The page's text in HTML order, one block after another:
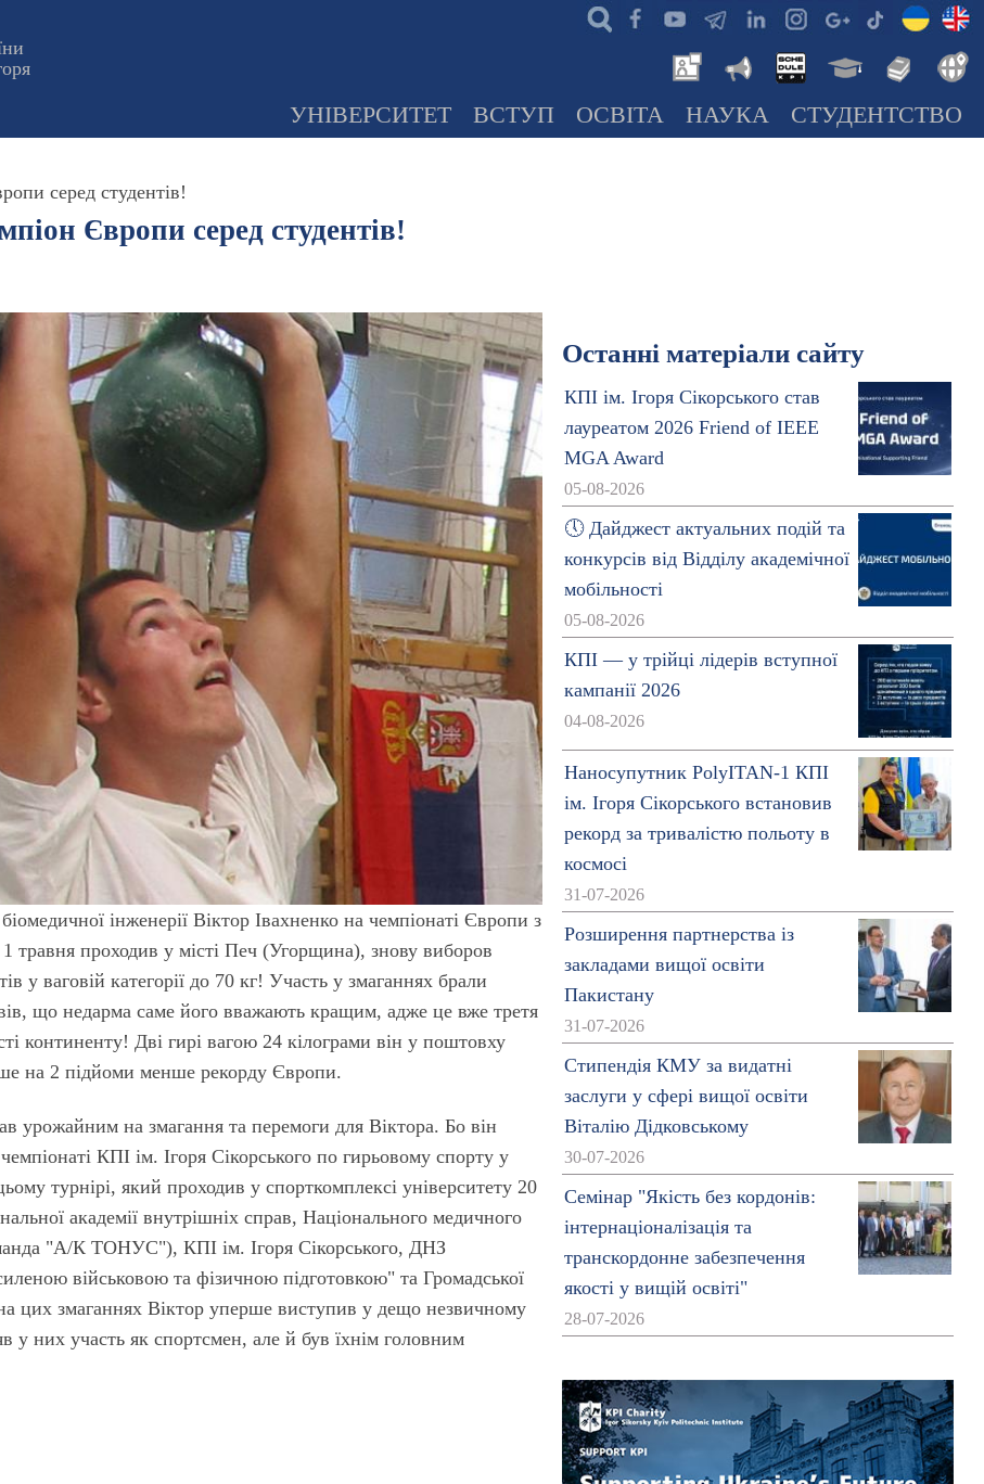
УНІВЕРСИТЕТ ВСТУП ОСВІТА НАУКА СТУДЕНТСТВО
серед студентів!
Європи серед студентів!
інженерії Віктор Івахненко на чемпіонаті Європи з
травня проходив у місті Печ (Угорщина), знову виборов
у ваговій категорії до 70 кг! Участь у змаганнях брали
що недарма саме його вважають кращим, адже це вже третя
континенту! Дві гирі вагою 24 кілограми він у поштовху
на 2 підйоми менше рекорду Європи.
урожайним на змагання та перемоги для Віктора. Бо він
КПІ ім. Ігоря Сі­корського по гирьовому спорту у
турнірі, який проходив у спорткомплексі університету 20
академії внутрішніх справ, Національного медичного
"А/К ТОНУС"), КПІ ім. Ігоря Сікорського, ДНЗ
військовою та фізичною підготовкою" та Громадської
цих змаганнях Віктор уперше виступив у дещо незвичному
у них участь як спортсмен, але й був їхнім головним
Останні матеріали сайту
КПІ ім. Ігоря Сікорського став
лауреатом 2026 Friend of IEEE
MGA Award
05-08-2026
🕔 Дайджест актуальних подій та
конкурсів від Відділу академічної
мобільності
05-08-2026
КПІ — у трійці лідерів вступної
кампанії 2026
04-08-2026
Наносупутник PolyITAN-1 КПІ
ім. Ігоря Сікорського встановив
рекорд за тривалістю польоту в
космосі
31-07-2026
Розширення партнерства із
закладами вищої освіти
Пакистану
31-07-2026
Стипендія КМУ за видатні
заслуги у сфері вищої освіти
Віталію Дідковському
30-07-2026
Семінар "Якість без кордонів:
інтернаціоналізація та
транскордонне забезпечення
якості у вищій освіті"
28-07-2026